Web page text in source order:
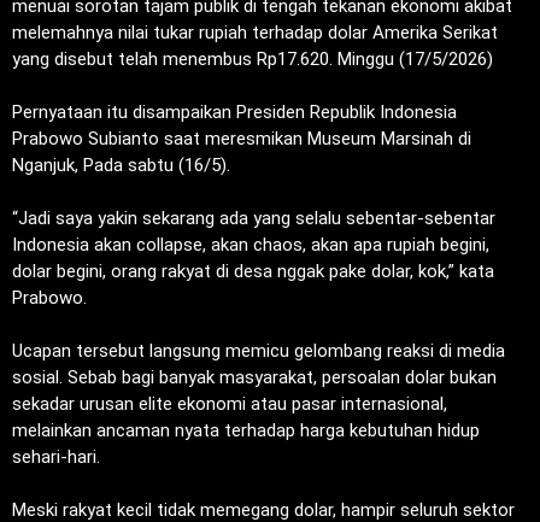
menuai sorotan tajam publik di tengah tekanan ekonomi akibat
melemahnya nilai tukar rupiah terhadap dolar Amerika Serikat
yang disebut telah menembus Rp17.620. Minggu (17/5/2026)
‎Pernyataan itu disampaikan Presiden Republik Indonesia
Prabowo Subianto saat meresmikan Museum Marsinah di
Nganjuk, Pada sabtu (16/5).
‎“Jadi saya yakin sekarang ada yang selalu sebentar-sebentar
Indonesia akan collapse, akan chaos, akan apa rupiah begini,
dolar begini, orang rakyat di desa nggak pake dolar, kok,” kata
Prabowo.
‎Ucapan tersebut langsung memicu gelombang reaksi di media
sosial. Sebab bagi banyak masyarakat, persoalan dolar bukan
sekadar urusan elite ekonomi atau pasar internasional,
melainkan ancaman nyata terhadap harga kebutuhan hidup
sehari-hari.
‎Meski rakyat kecil tidak memegang dolar, hampir seluruh sektor